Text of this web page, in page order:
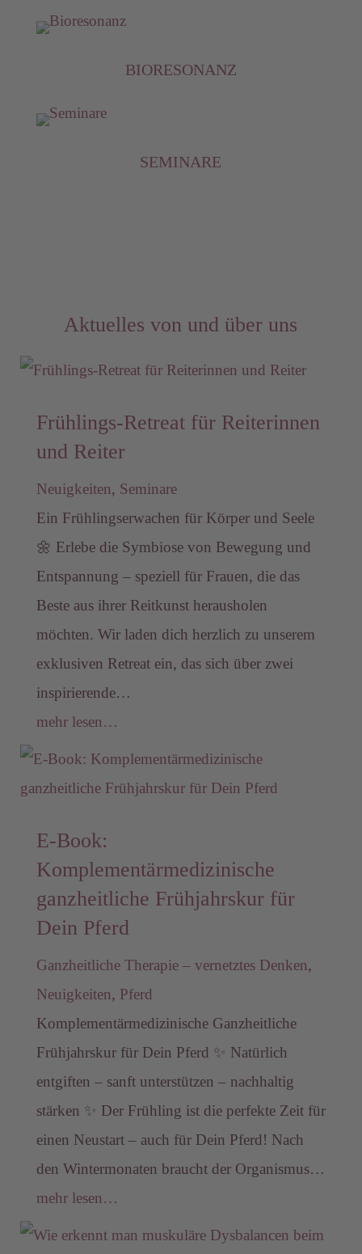
BIORESONANZ
SEMINARE
Aktuelles von und über uns
Frühlings-Retreat für Reiterinnen
und Reiter
Neuigkeiten, Seminare
Ein Frühlingserwachen für Körper und Seele
🌼 Erlebe die Symbiose von Bewegung und
Entspannung – speziell für Frauen, die das
Beste aus ihrer Reitkunst herausholen
möchten. Wir laden dich herzlich zu unserem
exklusiven Retreat ein, das sich über zwei
inspirierende…
mehr lesen…
E-Book:
Komplementärmedizinische
ganzheitliche Frühjahrskur für
Dein Pferd
Ganzheitliche Therapie – vernetztes Denken,
Neuigkeiten, Pferd
Komplementärmedizinische Ganzheitliche
Frühjahrskur für Dein Pferd ✨ Natürlich
entgiften – sanft unterstützen – nachhaltig
stärken ✨ Der Frühling ist die perfekte Zeit für
einen Neustart – auch für Dein Pferd! Nach
den Wintermonaten braucht der Organismus…
mehr lesen…